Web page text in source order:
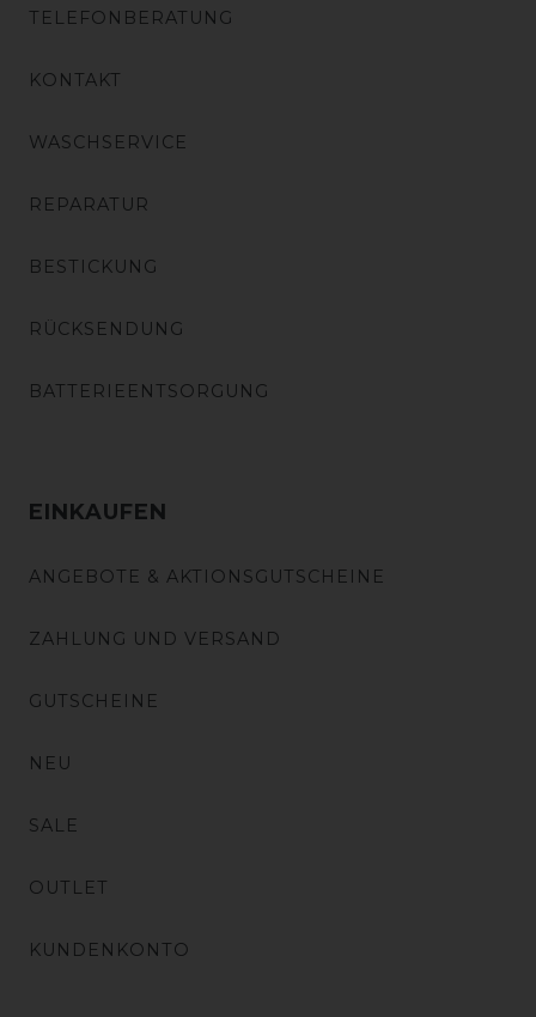
TELEFONBERATUNG
KONTAKT
WASCHSERVICE
REPARATUR
BESTICKUNG
RÜCKSENDUNG
BATTERIEENTSORGUNG
EINKAUFEN
ANGEBOTE & AKTIONSGUTSCHEINE
ZAHLUNG UND VERSAND
GUTSCHEINE
NEU
SALE
OUTLET
KUNDENKONTO